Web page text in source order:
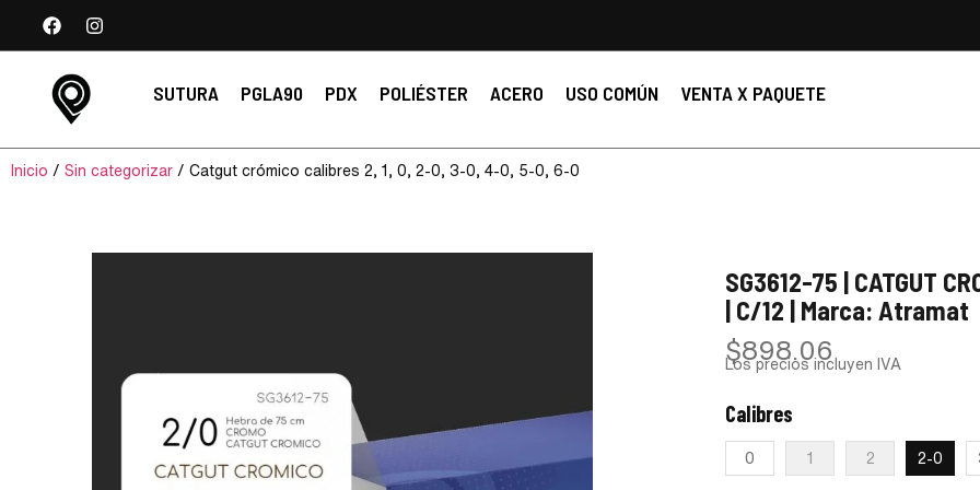
SUTURA PGLA90 PDX POLIÉSTER ACERO USO COMÚN VENTA X PAQUETE
Inicio / Sin categorizar / Catgut crómico calibres 2, 1, 0, 2-0, 3-0, 4-0, 5-0, 6-0
SG3612-75 | CATGUT
| C/12 | Marca: Atramat
$898.06
Los precios incluyen IVA
Calibres
0 1 2 2-0